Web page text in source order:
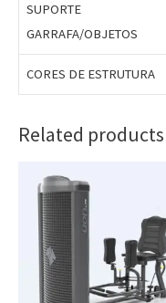
SUPORTE
GARRAFA/OBJETOS
CORES DE ESTRUTURA
Related products